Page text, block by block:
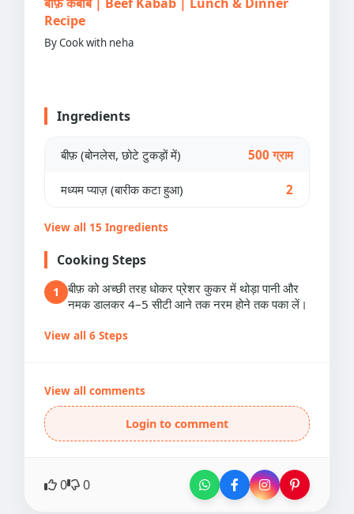
Recipe
By Cook with neha
Ingredients
बीफ़ (बोनलेस, छोटे टुकड़ों में) 500 ग्राम
मध्यम प्याज़ (बारीक कटा हुआ) 2
View all 15 Ingredients
Cooking Steps
1
बीफ़ को अच्छी तरह धोकर प्रेशर कुकर में थोड़ा पानी और
नमक डालकर 4–5 सीटी आने तक नरम होने तक पका लें।
View all 6 Steps
View all comments
Login to comment
0 0